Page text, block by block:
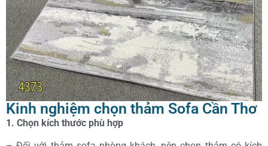
Kinh nghiệm chọn thảm Sofa Cần Thơ
1. Chọn kích thước phù hợp